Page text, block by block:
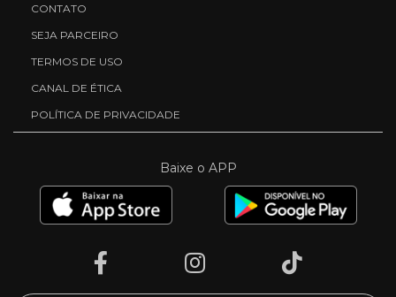
CONTATO
SEJA PARCEIRO
TERMOS DE USO
CANAL DE ÉTICA
POLÍTICA DE PRIVACIDADE
Baixe o APP